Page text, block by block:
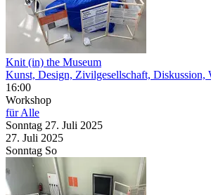
Knit (in) the Museum
Kunst, Design, Zivilgesellschaft, Diskussion,
16:00
Workshop
für Alle
Sonntag 27. Juli 2025
27. Juli 2025
Sonntag So